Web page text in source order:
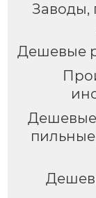
Дешевые